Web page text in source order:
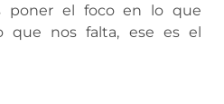
poner el foco en lo que
nos falta, ese es el